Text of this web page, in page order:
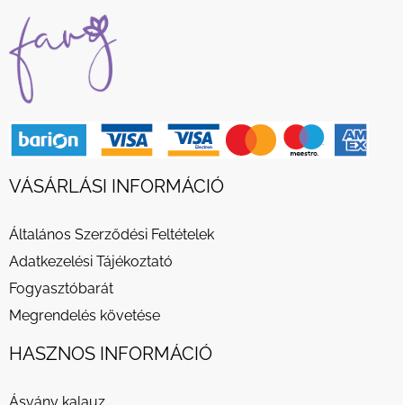
VÁSÁRLÁSI INFORMÁCIÓ
Általános Szerződési Feltételek
Adatkezelési Tájékoztató
Fogyasztóbarát
Megrendelés követése
HASZNOS INFORMÁCIÓ
Ásvány kalauz